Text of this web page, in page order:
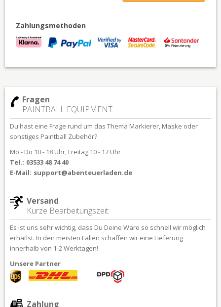
Zahlungsmethoden
Fragen
PAINTBALL EQUIPMENT
Du hast eine Frage rund um das Thema Markierer, Maske oder
sonstiges Paintball Zubehör?
Mo - Do 10 - 18 Uhr, Freitag 10 - 17 Uhr
Tel.: 03533 48 74 40
E-Mail: support@abenteuerladen.de
Versand
Kurze Bearbeitungszeit
Es ist uns sehr wichtig, dass Du Deine Ware so schnell wir möglich
erhätlst. In den meisten Fällen schaffen wir eine Lieferung
innerhalb von 1-2 Werktagen!
Unsere Partner
Zahlung